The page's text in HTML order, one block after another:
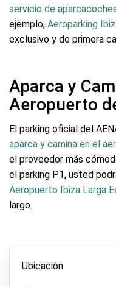
servicio de
ejemplo, Aeroparking
exclusivo y de primera
Aparca y
Aeropuerto
El parking oficial del
aparca y camina en el
el proveedor más
el parking P1, usted
Aeropuerto Ibiza Larga
largo.
Ubicación